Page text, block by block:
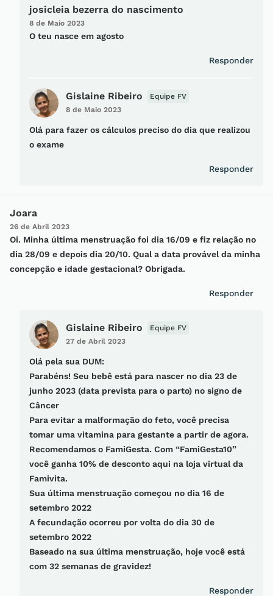
josicleia bezerra do nascimento
8 de Maio 2023
O teu nasce em agosto
Responder
Gislaine Ribeiro
8 de Maio 2023
Equipe FV
Olá para fazer os cálculos preciso do dia que realizou
o exame
Responder
Joara
26 de Abril 2023
Oi. Minha última menstruação foi dia 16/09 e fiz relação no
dia 28/09 e depois dia 20/10. Qual a data provável da minha
concepção e idade gestacional? Obrigada.
Responder
Gislaine Ribeiro
27 de Abril 2023
Equipe FV
Olá pela sua DUM:
Parabéns! Seu bebê está para nascer no dia 23 de
junho 2023 (data prevista para o parto) no signo de
Câncer
Para evitar a malformação do feto, você precisa
tomar uma vitamina para gestante a partir de agora.
Recomendamos o FamiGesta. Com “FamiGesta10”
você ganha 10% de desconto aqui na loja virtual da
Famivita.
Sua última menstruação começou no dia 16 de
setembro 2022
A fecundação ocorreu por volta do dia 30 de
setembro 2022
Baseado na sua última menstruação, hoje você está
com 32 semanas de gravidez!
Responder